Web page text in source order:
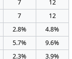
7
12
7
12
2.8%
4.8%
5.7%
9.6%
2.3% 3.9%